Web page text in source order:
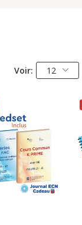
Voir: 12